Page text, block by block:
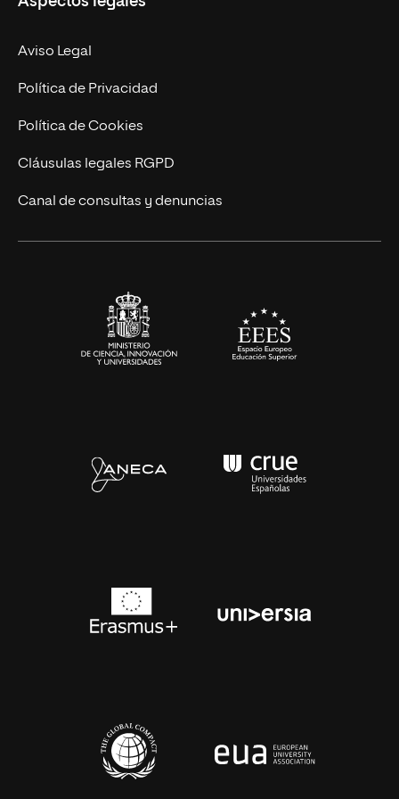
Empresa
MBA
Marketing y Comunicación
Ingeniería
Diseño
Ciencias de la Salud
Nuestro Equipo
Contacto
Aviso Legal
Política de Privacidad
Política de Cookies
Cláusulas legales RGPD
Canal de consultas y denuncias